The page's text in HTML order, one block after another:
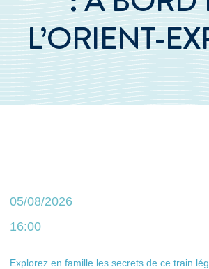
L’ORIENT-
05/08/2026
16:00
Explorez en famille les secrets de ce train